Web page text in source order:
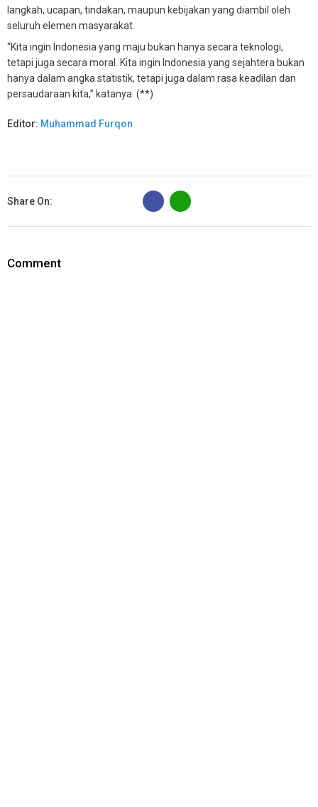
langkah, ucapan, tindakan, maupun kebijakan yang diambil oleh
seluruh elemen masyarakat.
“Kita ingin Indonesia yang maju bukan hanya secara teknologi,
tetapi juga secara moral. Kita ingin Indonesia yang sejahtera bukan
hanya dalam angka statistik, tetapi juga dalam rasa keadilan dan
persaudaraan kita,” katanya. (**)
Editor: Muhammad Furqon
Share On:
B
Comment